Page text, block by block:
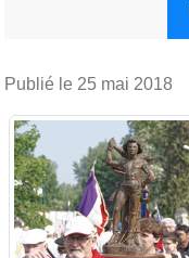
Publié le 25 mai 2018